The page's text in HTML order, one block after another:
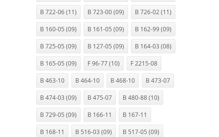
B 722-06 (11) B 723-00 (09) B 726-02 (11)
B 160-05 (09) B 161-05 (09) B 162-99 (09)
B 725-05 (09) B 127-05 (09) B 164-03 (08)
B 165-05 (09) F 96-77 (10) F 2215-08
B 463-10 B 464-10 B 468-10 B 473-07
B 474-03 (09) B 475-07 B 480-88 (10)
B 729-05 (09) B 166-11 B 167-11
B 168-11 B 516-03 (09) B 517-05 (09)